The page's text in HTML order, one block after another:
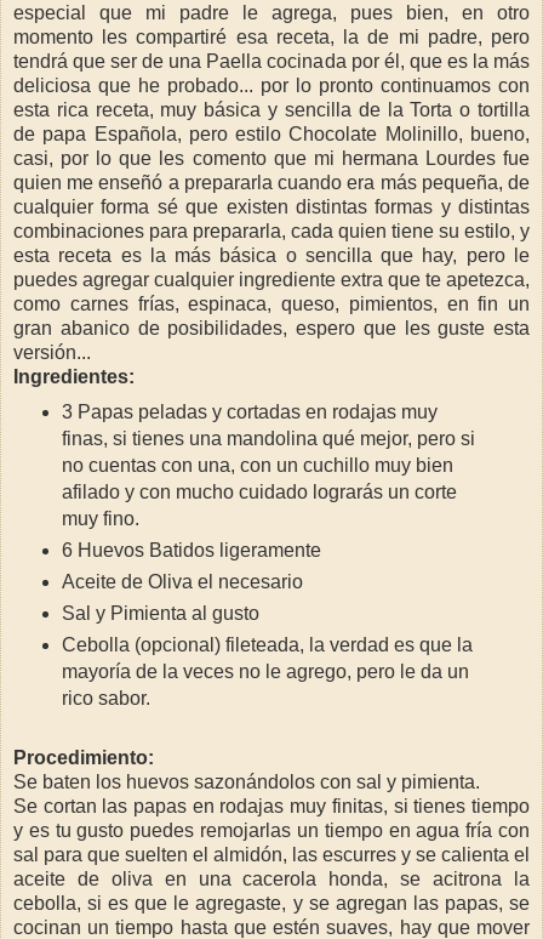
especial que mi padre le agrega, pues bien, en otro
momento les compartiré esa receta, la de mi padre, pero
tendrá que ser de una Paella cocinada por él, que es la más
deliciosa que he probado... por lo pronto continuamos con
esta rica receta, muy básica y sencilla de la Torta o tortilla
de papa Española, pero estilo Chocolate Molinillo, bueno,
casi, por lo que les comento que mi hermana Lourdes fue
quien me enseñó a prepararla cuando era más pequeña, de
cualquier forma sé que existen distintas formas y distintas
combinaciones para prepararla, cada quien tiene su estilo, y
esta receta es la más básica o sencilla que hay, pero le
puedes agregar cualquier ingrediente extra que te apetezca,
como carnes frías, espinaca, queso, pimientos, en fin un
gran abanico de posibilidades, espero que les guste esta
versión...
Ingredientes:
3 Papas peladas y cortadas en rodajas muy
finas, si tienes una mandolina qué mejor, pero si
no cuentas con una, con un cuchillo muy bien
afilado y con mucho cuidado lograrás un corte
muy fino.
6 Huevos Batidos ligeramente
Aceite de Oliva el necesario
Sal y Pimienta al gusto
Cebolla (opcional) fileteada, la verdad es que la
mayoría de la veces no le agrego, pero le da un
rico sabor.
Procedimiento:
Se baten los huevos sazonándolos con sal y pimienta.
Se cortan las papas en rodajas muy finitas, si tienes tiempo
y es tu gusto puedes remojarlas un tiempo en agua fría con
sal para que suelten el almidón, las escurres y se calienta el
aceite de oliva en una cacerola honda, se acitrona la
cebolla, si es que le agregaste, y se agregan las papas, se
cocinan un tiempo hasta que estén suaves, hay que mover